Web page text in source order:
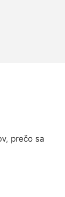
prečo sa